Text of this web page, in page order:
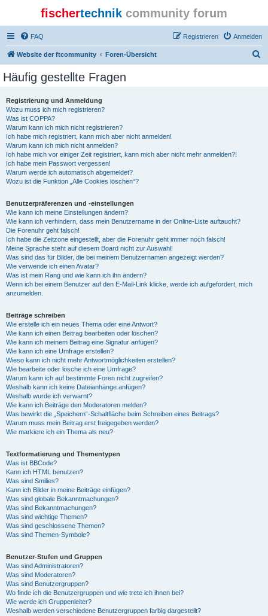
fischertechnik community forum
FAQ Anmelden
Registrieren
Website der ftcommunity Foren-Übersicht
Häufig gestellte Fragen
Registrierung und Anmeldung
Wozu muss ich mich registrieren?
Was ist COPPA?
Warum kann ich mich nicht registrieren?
Ich habe mich registriert, kann mich aber nicht anmelden!
Warum kann ich mich nicht anmelden?
Ich habe mich vor einiger Zeit registriert, kann mich aber nicht mehr anmelden?!
Ich habe mein Passwort vergessen!
Warum werde ich automatisch abgemeldet?
Wozu ist die Funktion „Alle Cookies löschen“?
Benutzerpräferenzen und -einstellungen
Wie kann ich meine Einstellungen ändern?
Wie kann ich verhindern, dass mein Benutzername in der Online-Liste auftaucht?
Die Forenuhr geht falsch!
Ich habe die Zeitzone eingestellt, aber die Forenuhr geht immer noch falsch!
Meine Sprache steht auf diesem Board nicht zur Auswahl!
Was sind das für Bilder, die bei meinem Benutzernamen angezeigt werden?
Wie verwende ich einen Avatar?
Was ist mein Rang und wie kann ich ihn ändern?
Wenn ich bei einem Benutzer auf den E-Mail-Link klicke, werde ich aufgefordert, mich
anzumelden.
Beiträge schreiben
Wie erstelle ich ein neues Thema oder eine Antwort?
Wie kann ich einen Beitrag bearbeiten oder löschen?
Wie kann ich meinem Beitrag eine Signatur anfügen?
Wie kann ich eine Umfrage erstellen?
Wieso kann ich nicht mehr Antwortmöglichkeiten erstellen?
Wie bearbeite oder lösche ich eine Umfrage?
Warum kann ich auf bestimmte Foren nicht zugreifen?
Weshalb kann ich keine Dateianhänge anfügen?
Weshalb wurde ich verwarnt?
Wie kann ich Beiträge den Moderatoren melden?
Was bewirkt die „Speichern“-Schaltfläche beim Schreiben eines Beitrags?
Warum muss mein Beitrag erst freigegeben werden?
Wie markiere ich ein Thema als neu?
Textformatierung und Thementypen
Was ist BBCode?
Kann ich HTML benutzen?
Was sind Smilies?
Kann ich Bilder in meine Beiträge einfügen?
Was sind globale Bekanntmachungen?
Was sind Bekanntmachungen?
Was sind wichtige Themen?
Was sind geschlossene Themen?
Was sind Themen-Symbole?
Benutzer-Stufen und Gruppen
Was sind Administratoren?
Was sind Moderatoren?
Was sind Benutzergruppen?
Wo finde ich die Benutzergruppen und wie trete ich ihnen bei?
Wie werde ich Gruppenleiter?
Weshalb werden verschiedene Benutzergruppen farbig dargestellt?